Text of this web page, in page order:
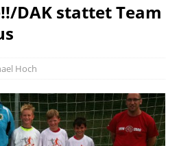
DAK stattet Team
Hoch